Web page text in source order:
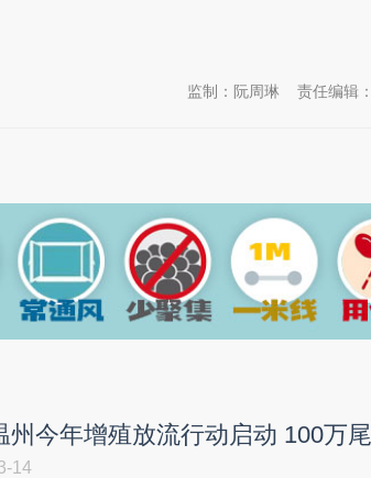
责任编辑
监制：阮周琳
州今年增殖放流行动启动 100万
14